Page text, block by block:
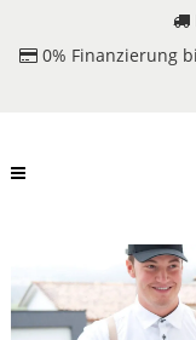
0% Finanzierung